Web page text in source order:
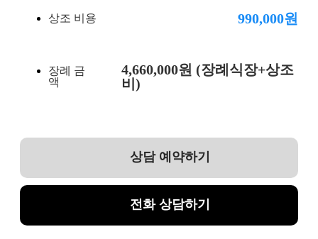
상조 비용 990,000원
장례 금
액
4,660,000원 (장례식장+상조
비)
상담 예약하기
전화 상담하기